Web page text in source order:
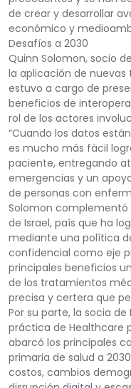
de crear y desarrollar
económico y
Desafíos a 2030
Quinn Solomon, socio
la aplicación de
estuvo a cargo de
beneficios de
rol de los actores
“Cuando los datos
es mucho más fácil
paciente, entregando
emergencias y un
de personas con
Solomon complementó
de Israel, país que ha
mediante una política
confidencial como eje
principales beneficios
de los tratamientos
precisa y certera que
Por su parte, la socia de
práctica de Healthcare
abarcó los principales
primaria de salud a
costos, cambios